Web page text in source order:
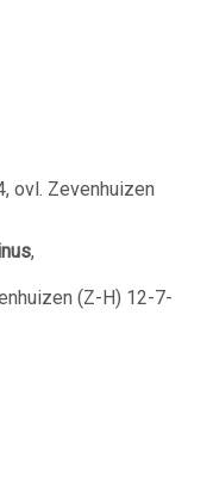
ovl. Zevenhuizen
,
(Z-H) 12-7-